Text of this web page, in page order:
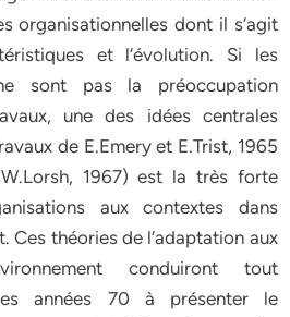
organisationnelles dont il s‘agit
et l‘évolution. Si les
sont pas la préoccupation
une des idées centrales
de E.Emery et E.Trist, 1965
1967) est la très forte
aux contextes dans
Ces théories de l‘adaptation aux
conduiront tout
années 70 à présenter le